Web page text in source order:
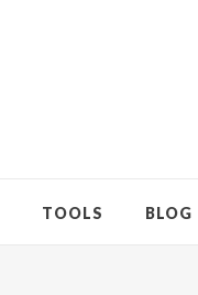
TOOLS BLOG